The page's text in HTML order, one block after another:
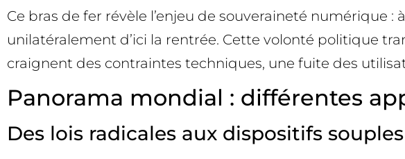
Ce bras de fer révèle l’enjeu de souveraineté numérique
unilatéralement d’ici la rentrée. Cette volonté politique
craignent des contraintes techniques, une fuite des
Panorama mondial : différentes
Des lois radicales aux dispositifs